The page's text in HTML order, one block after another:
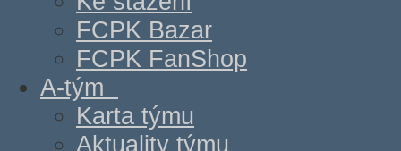
FCPK Bazar
FCPK FanShop
A-tým
Karta týmu
Aktuality týmu